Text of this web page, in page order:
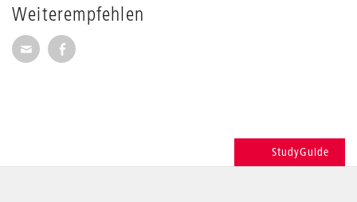
Weiterempfehlen
Seite per E-Mail weiterempfehlen
Seite auf Facebook weiterempfehlen
StudyGuide